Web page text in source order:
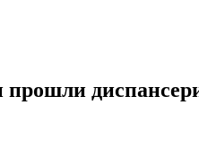
прошли